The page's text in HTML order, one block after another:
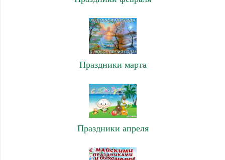
Праздники марта
Праздники апреля